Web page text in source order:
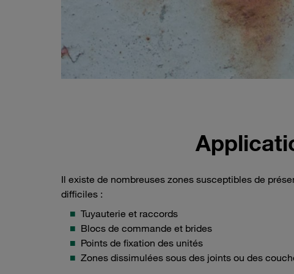
Il existe de nombreuses zones susceptibles de
difficiles :
Tuyauterie et raccords
Blocs de commande et brides
Points de fixation des unités
Zones dissimulées sous des joints ou des